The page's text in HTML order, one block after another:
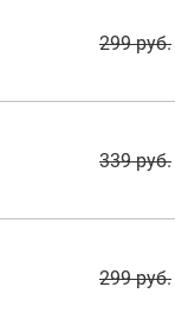
299 руб.
339 руб.
299 руб.